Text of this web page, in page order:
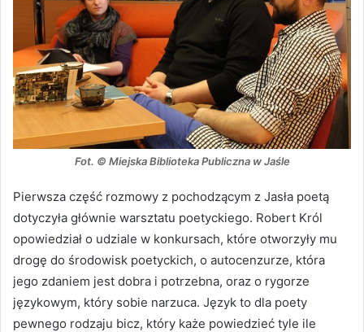
Fot. © Miejska Biblioteka Publiczna w Jaśle
Pierwsza część rozmowy z pochodzącym z Jasła poetą
dotyczyła głównie warsztatu poetyckiego. Robert Król
opowiedział o udziale w konkursach, które otworzyły mu
drogę do środowisk poetyckich, o autocenzurze, która
jego zdaniem jest dobra i potrzebna, oraz o rygorze
językowym, który sobie narzuca. Język to dla poety
pewnego rodzaju bicz, który każe powiedzieć tyle ile